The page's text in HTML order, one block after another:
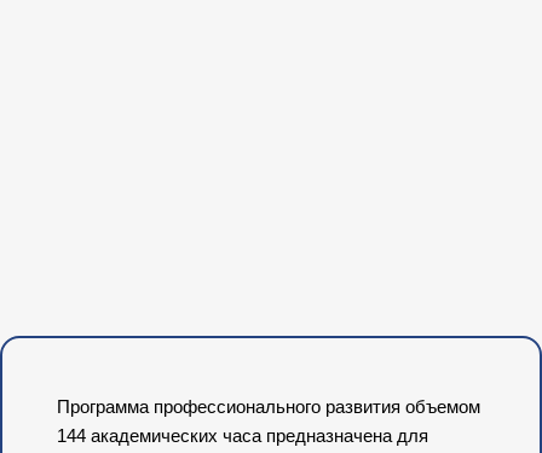
Программа профессионального развития объемом
144 академических часа предназначена для